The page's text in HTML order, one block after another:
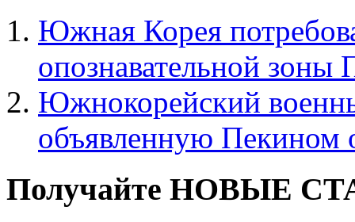
Южная Корея
опознавательной
Южнокорейский
объявленную Пекином
Получайте НОВЫЕ